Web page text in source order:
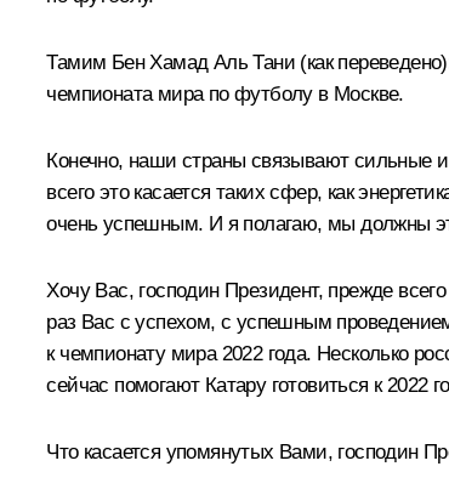
Тамим Бен Хамад Аль Тани (как переведено)
чемпионата мира по футболу в Москве.
Конечно, наши страны связывают сильные
всего это касается таких сфер, как
очень успешным. И я полагаю, мы должны
Хочу Вас, господин Президент, прежде
раз Вас с успехом, с успешным
к чемпионату мира 2022 года. Несколько
сейчас помогают Катару готовиться к 2022
Что касается упомянутых Вами, господин